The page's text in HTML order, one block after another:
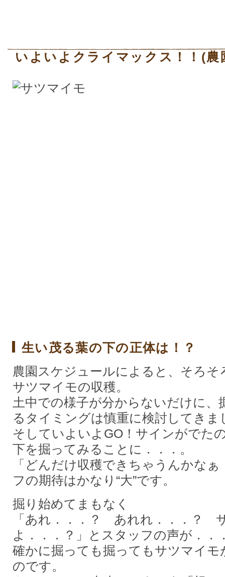
いよいよクライマックス！！(農
生い茂る葉の下の正体は！？
農園スケジュールによると、そろそ
サツマイモの収穫。
土中での様子が分からないだけに、
るタイミングは慎重に検討してきま
そしていよいよGO！サインがでた
下を掘ってみることに．．．。
「どんだけ収穫できちゃうんかな
フの期待はかなり“大”です。
掘り始めてまもなく
「あれ．．．？ あれれ．．．？
よ．．．？」とスタッフの声が．．
確かに掘っても掘ってもサツマイモ
のです。